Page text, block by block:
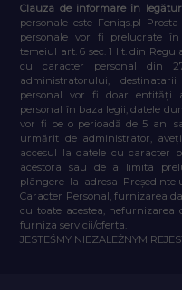
Clauza de informare în
personale este Feniqs.pl
personale vor fi prelucrate
temeiul art. 6 sec. 1 lit. din
cu caracter personal din
administratorului,
personal vor fi doar entități
personal în baza legii, datele
vor fi pe o perioadă de 5 ani
urmărit de administrator,
accesul la datele cu caracter
acestora sau de a limita
plângere la adresa
Caracter Personal, furnizarea
cu toate acestea, nefurnizarea
furniza servicii/oferta.
JESTEŚMY NIEZALEŻNYM